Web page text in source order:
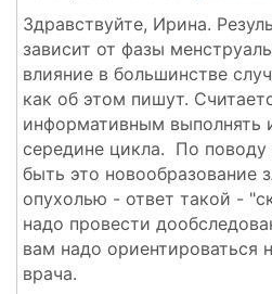
Здравствуйте, Ирина.
зависит от фазы
влияние в большинстве
как об этом пишут.
информативным выполнять
середине цикла. По
быть это новообразование
опухолью - ответ такой -
надо провести
вам надо ориентироваться
врача.